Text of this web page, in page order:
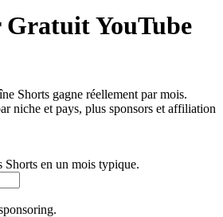
YouTube
Shorts gagne réellement par mois.
niche et pays, plus sponsors et affiliation
Shorts en un mois typique.